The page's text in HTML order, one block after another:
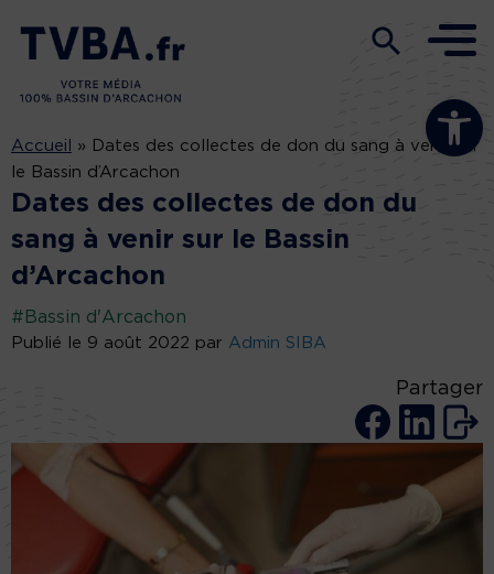
Ouvrir la
Accueil »
Dates des collectes de don du sang à venir sur
le Bassin d’Arcachon
Dates des collectes de don du
sang à venir sur le Bassin
d’Arcachon
#Bassin d'Arcachon
Publié le 9 août 2022 par Admin SIBA
Partager